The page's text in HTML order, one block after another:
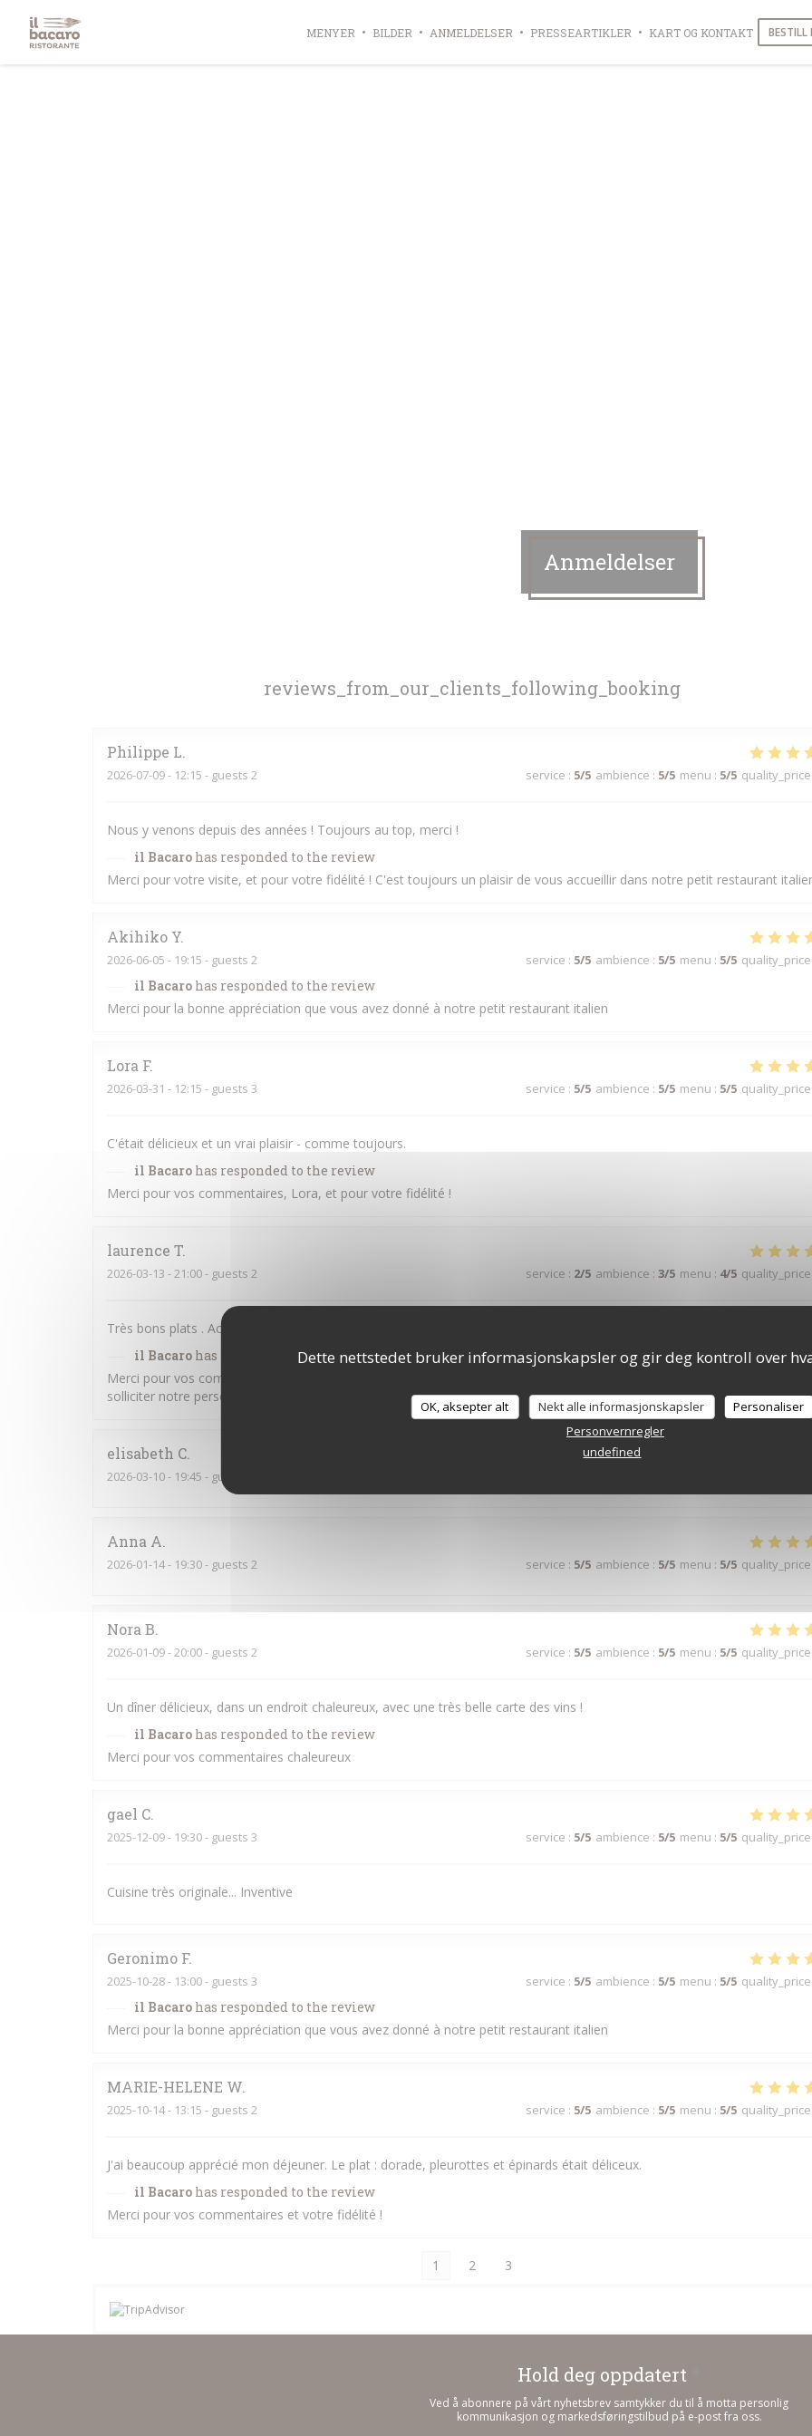
Dette nettstedet bruker informasjonskapsler og gir deg kontroll over
OK, aksepter alt Nekt alle informasjonskapsler
Personaliser
Personvernregler
undefined
MENYER BILDER ANMELDELSER PRESSEARTIKLER KART OG KONTAKT BESTILL
Anmeldelser
reviews_from_our_clients_following_booking
Philippe L
2026-07-09- 12:15 - guests 2 service : 5/5 ambience : 5/5 menu : 5/5 quality_price
Nous y venons depuis des années ! Toujours au top, merci !
il Bacaro has responded to the review
Merci pour votre visite, et pour votre fidélité ! C'est toujours un plaisir de vous accueillir dans notre petit restaurant
Akihiko Y
2026-06-05 - 19:15 - guests 2 service : 5/5 ambience : 5/5 menu : 5/5 quality_price
il Bacaro has responded to the review
Merci pour la bonne appréciation que vous avez donné à notre petit restaurant italien
Lora F
2026-03-31 - 12:15 - guests 3 service : 5/5 ambience : 5/5 menu : 5/5 quality_price
C'était délicieux et un vrai plaisir - comme toujours.
il Bacaro has responded to the review
Merci pour vos commentaires, Lora, et pour votre fidélité !
laurence T
2026-03-13 - 21:00 - guests 2 service : 2/5 ambience : 3/5 menu : 4/5 quality_price
Très bons plats . Accueil très moyen , personnel qui ne parle pas.
il Bacaro has responded to the review
Merci pour vos commentaires. Nous sommes heureux que vous ayez apprécié nos plats. Il n'appartient qu'à vous de
solliciter notre personnel pour faire part de vos remarques ou de vos questions, nous sommes à votre service
elisabeth C
2026-03-10- 19:45 - guests 3
Anna A
2026-01-14- 19:30 - guests 2 service : 5/5 ambience : 5/5 menu : 5/5 quality_price
Nora B
2026-01-09- 20:00 - guests 2 service : 5/5 ambience : 5/5 menu : 5/5 quality_price
Un dîner délicieux, dans un endroit chaleureux, avec une très belle carte des vins !
il Bacaro has responded to the review
Merci pour vos commentaires chaleureux
gael C
2025-12-09- 19:30 - guests 3 service : 5/5 ambience : 5/5 menu : 5/5 quality_price
Cuisine très originale... Inventive
Geronimo F
2025-10-28- 13:00 - guests 3 service : 5/5 ambience : 5/5 menu : 5/5 quality_price
il Bacaro has responded to the review
Merci pour la bonne appréciation que vous avez donné à notre petit restaurant italien
MARIE-HELENE W
2025-10-14- 13:15 - guests 2 service : 5/5 ambience : 5/5 menu : 5/5 quality_price
J'ai beaucoup apprécié mon déjeuner. Le plat : dorade, pleurottes et épinards était déliceux.
il Bacaro has responded to the review
Merci pour vos commentaires et votre fidélité !
1 2 3
Hold deg oppdatert
Ved å abonnere på vårt nyhetsbrev samtykker du til å motta personlig
kommunikasjon og markedsføringstilbud på e-post fra oss.